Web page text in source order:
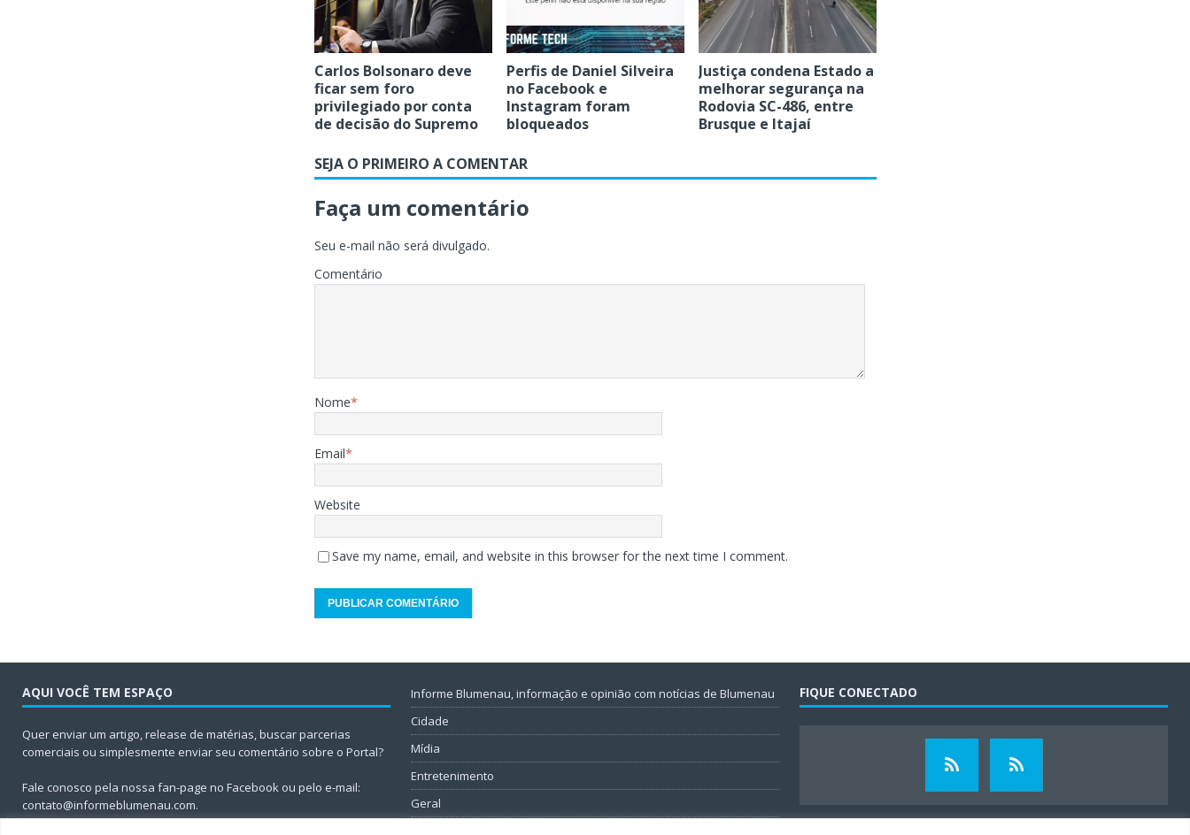
Carlos Bolsonaro deve
ficar sem foro
privilegiado por conta
de decisão do Supremo
Perfis de Daniel Silveira
no Facebook e
Instagram foram
bloqueados
Justiça condena Estado a
melhorar segurança na
Rodovia SC-486, entre
Brusque e Itajaí
SEJA O PRIMEIRO A COMENTAR
Faça um comentário
Seu e-mail não será divulgado.
Comentário
Nome*
Email*
Website
Save my name, email, and website in this browser for the next time I comment.
AQUI VOCÊ TEM ESPAÇO
Quer enviar um artigo, release de matérias, buscar parcerias
comerciais ou simplesmente enviar seu comentário sobre o Portal?
Fale conosco pela nossa fan-page no Facebook ou pelo e-mail:
contato@informeblumenau.com.
Informe Blumenau, informação e opinião com notícias de Blumenau
Cidade
Mídia
Entretenimento
Geral
FIQUE CONECTADO